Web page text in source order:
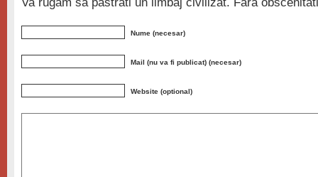
Nume (necesar)
Mail (nu va fi publicat) (necesar)
Website (optional)